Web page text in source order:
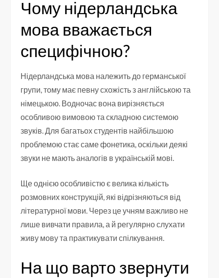
Чому нідерландська
мова вважається
специфічною?
Нідерландська мова належить до германської
групи, тому має певну схожість з англійською та
німецькою. Водночас вона вирізняється
особливою вимовою та складною системою
звуків. Для багатьох студентів найбільшою
проблемою стає саме фонетика, оскільки деякі
звуки не мають аналогів в українській мові.
Ще однією особливістю є велика кількість
розмовних конструкцій, які відрізняються від
літературної мови. Через це учням важливо не
лише вивчати правила, а й регулярно слухати
живу мову та практикувати спілкування.
На що варто звернути